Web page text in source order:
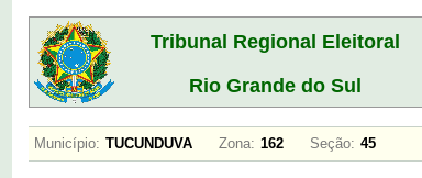
Tribunal Regional Eleitoral
Rio Grande do Sul
Município: TUCUNDUVA Zona: 162 Seção: 45